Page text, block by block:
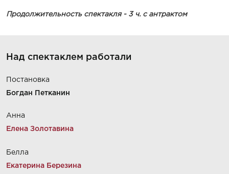
Продолжительность спектакля - 3 ч. с антрактом
Над спектаклем работали
Постановка
Богдан Петканин
Анна
Елена Золотавина
Белла
Екатерина Березина